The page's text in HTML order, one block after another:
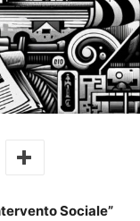
Sociale”